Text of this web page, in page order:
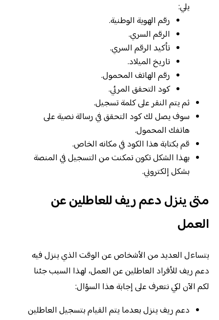
يلي:
رقم الهوية الوطنية.
الرقم السري.
تأكيد الرقم السري.
تاريخ الميلاد.
رقم الهاتف المحمول.
كود التحقق المرئي.
ثم يتم النقر على كلمة تسجيل.
سوف يصل لك كود التحقق في رسالة نصية على
هاتفك المحمول.
قم بكتابة هذا الكود في مكانه الخاص.
بهذا الشكل تكون تمكنت من التسجيل في المنصة
بشكل إلكتروني.
متى ينزل دعم ريف للعاطلين عن
العمل
يتساءل العديد من الأشخاص عن الوقت الذي ينزل فيه
دعم ريف للأفراد العاطلين عن العمل، لهذا السبب جئنا
لكم الآن لكي نتعرف على إجابة هذا السؤال:
دعم ريف ينزل بعدما يتم القيام بتسجيل العاطلين